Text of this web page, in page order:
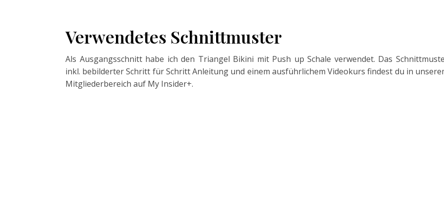
Verwendetes Schnittmuster
Als Ausgangsschnitt habe ich den Triangel Bikini mit Push up Schale verwendet. Das
inkl. bebilderter Schritt für Schritt Anleitung und einem ausführlichem Videokurs findest du in
Mitgliederbereich auf My Insider+.